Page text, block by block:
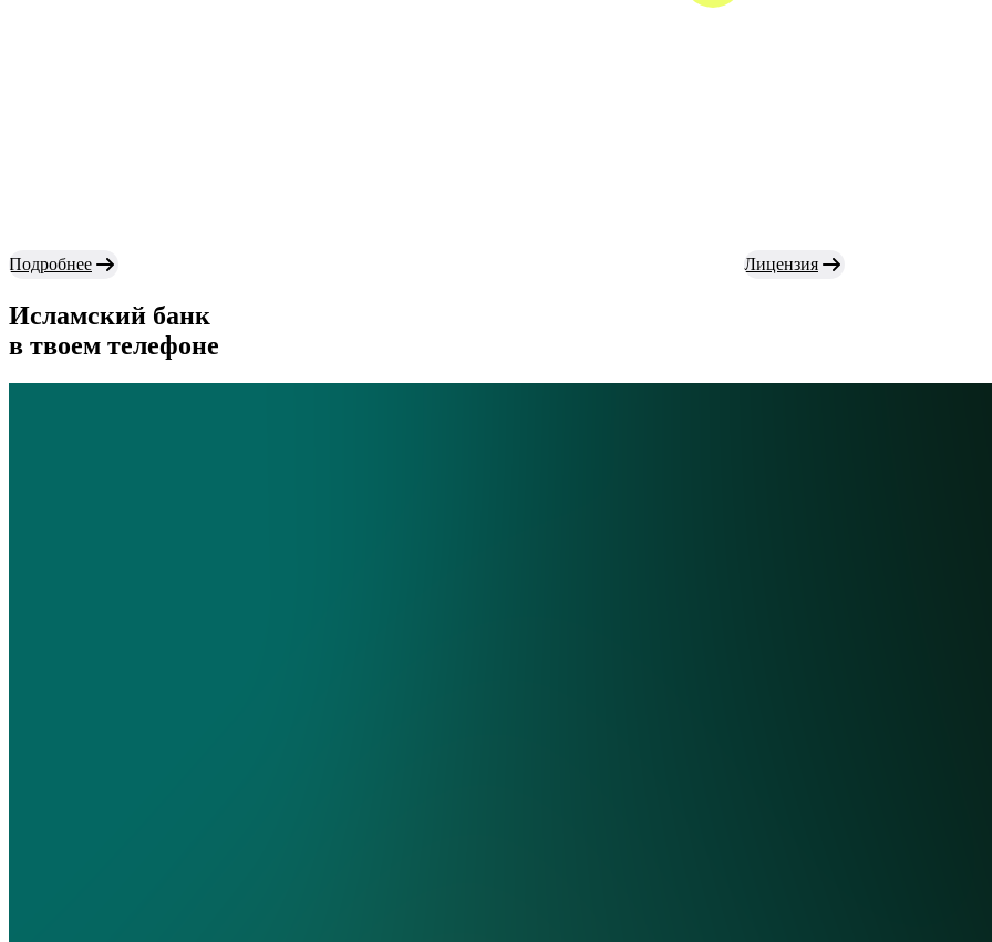
Подробнее Лицензия
Исламский банк
в твоем телефоне